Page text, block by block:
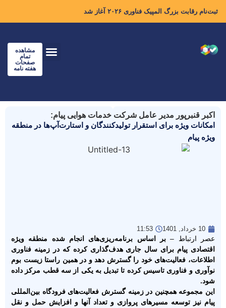
ثبت‌نام رقابت بزرگ المپیک فناوری ۲۰۲۶ آغاز شد
مشاهده
تمام
صفحات
هفته نامه
اکبر قنبرپور مدیر عامل شرکت خدمات هوایی پیام:
امکانات ویژه برای استقرار تولیدکنندگان و استارت‌آپ‌ها در منطقه
ویژه پیام
10 خرداد, 1401 11:53
عصر ارتباط – بر اساس برنامه‌ریزی‌های انجام شده منطقه ویژه
اقتصادی پیام برای سال جاری هدف‌گذاری کرده که در زمینه فناوری
اطلاعات، فعالیت‌های خود را گسترش دهد و در همین راستا زیست بوم
نوآوری و فناوری تاسیس کرده تا تبدیل به یکی از سه قطب مرکز داده
شود.
این مجموعه همچنین در زمینه گسترش فعالیت‌های فرودگاه بین‌المللی
پیام نیز توسعه مسیرهای پروازی و تعداد آنها و افزایش حمل و نقل